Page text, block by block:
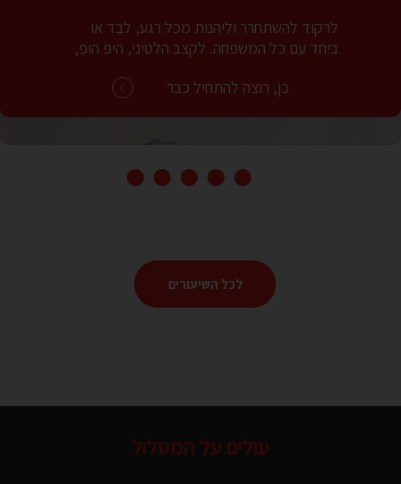
לרקוד להשתחרר וליהנות מכל רגע, לבד או
ביחד עם כל המשפחה. לקצב הלטיני, היפ הופ,
כן, רוצה להתחיל כבר
לכל השיעורים
עולים על המסלול